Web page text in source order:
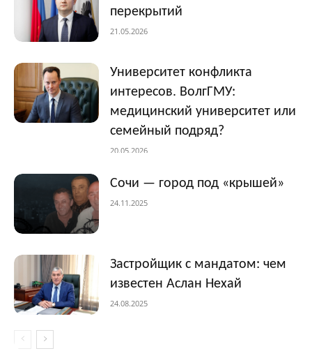
перекрытий
21.05.2026
Университет конфликта
интересов. ВолгГМУ:
медицинский университет или
семейный подряд?
20.05.2026
Сочи — город под «крышей»
24.11.2025
Застройщик с мандатом: чем
известен Аслан Нехай
24.08.2025